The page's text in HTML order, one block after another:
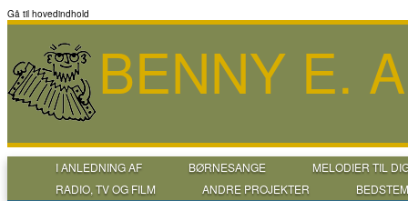
Gå til hovedindhold
BENNY E.
I ANLEDNING AF BØRNESANGE
MELODIER TIL
RADIO, TV OG FILM
ANDRE PROJEKTER